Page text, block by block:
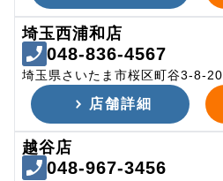
埼玉西浦和店
048-836-4567
埼玉県さいたま市桜区町谷3-8-20
店舗詳細
越谷店
048-967-3456